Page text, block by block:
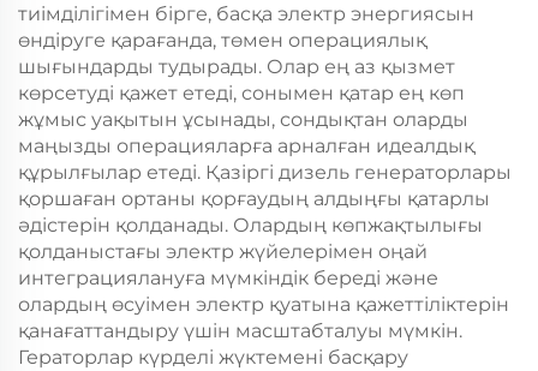
тиімділігімен бірге, басқа электр энергиясын
өндіруге қарағанда, төмен операциялық
шығындарды тудырады. Олар ең аз қызмет
көрсетуді қажет етеді, сонымен қатар ең көп
жұмыс уақытын ұсынады, сондықтан оларды
маңызды операцияларға арналған идеалдық
құрылғылар етеді. Қазіргі дизель генераторлары
қоршаған ортаны қорғаудың алдыңғы қатарлы
әдістерін қолданады. Олардың көпжақтылығы
қолданыстағы электр жүйелерімен оңай
интеграциялануға мүмкіндік береді және
олардың өсуімен электр қуатына қажеттіліктерін
қанағаттандыру үшін масштабталуы мүмкін.
Гераторлар күрделі жүктемені басқару